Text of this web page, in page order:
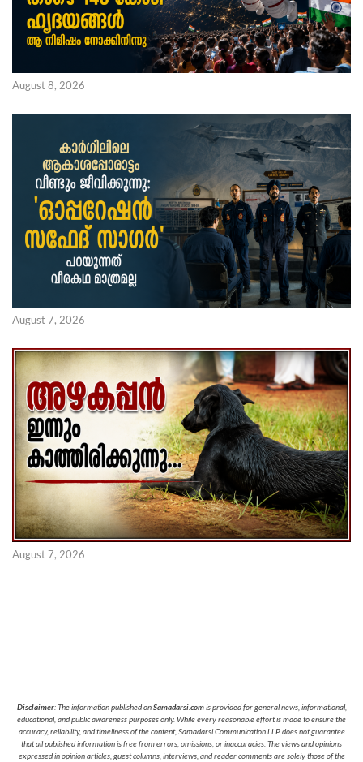
August 8, 2026
August 7, 2026
August 7, 2026
Disclaimer: The information published onSamadarsi.comis provided for general news, informational,
educational, and public awareness purposes only. While every reasonable effort is made to ensure the
accuracy, reliability, and timeliness of the content, Samadarsi Communication LLP does not guarantee
that all published information is free from errors, omissions, or inaccuracies. The views and opinions
expressed in opinion articles, guest columns, interviews, and reader comments are solely those of the